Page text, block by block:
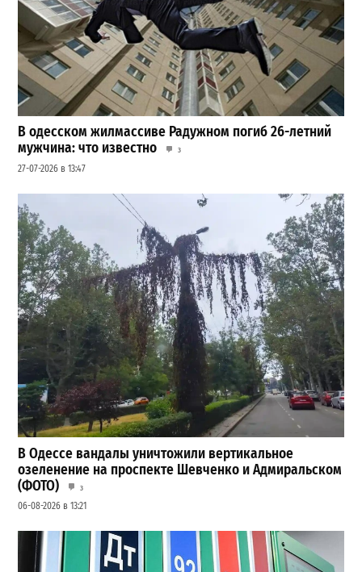
В одесском жилмассиве Радужном погиб 26-летний
мужчина: что известно
3
27-07-2026 в 13:47
В Одессе вандалы уничтожили вертикальное
озеленение на проспекте Шевченко и Адмиральском
(ФОТО)
3
06-08-2026 в 13:21